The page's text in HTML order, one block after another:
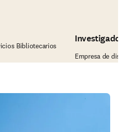
Bibliotecarios
Empresa de